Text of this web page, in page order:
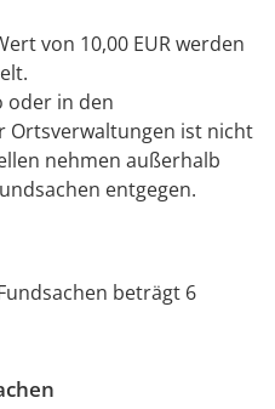
von 10,00 EUR werden
oder in den
Ortsverwaltungen ist nicht
nehmen außerhalb
entgegen.
beträgt 6